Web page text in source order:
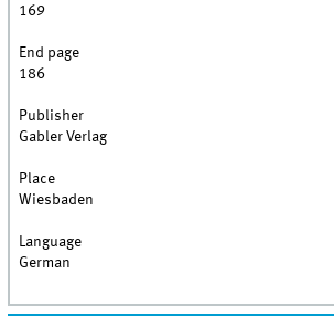
169
End page
186
Publisher
Gabler Verlag
Place
Wiesbaden
Language
German